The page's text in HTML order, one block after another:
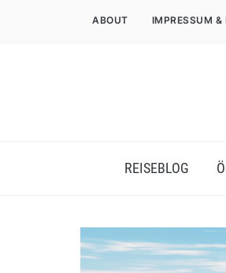
ABOUT IMPRESSUM &
REISEBLOG